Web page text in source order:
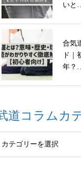
いと…
合気
ド｜
年？…
道コラムカ